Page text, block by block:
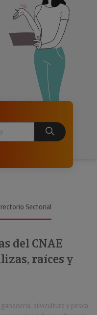
Sectorial
del CNAE
raíces y
silvicultura y pesca